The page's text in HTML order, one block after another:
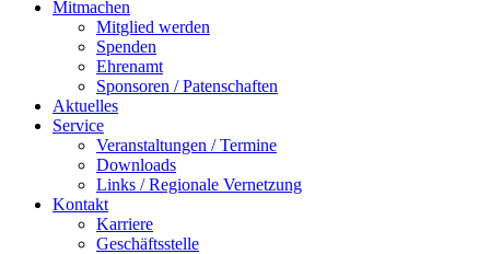
Mitmachen
Mitglied werden
Spenden
Ehrenamt
Sponsoren / Patenschaften
Aktuelles
Service
Veranstaltungen / Termine
Downloads
Links / Regionale Vernetzung
Kontakt
Karriere
Geschäftsstelle